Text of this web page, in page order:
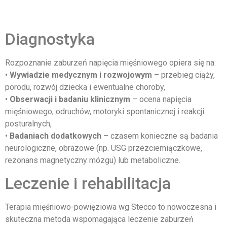
Diagnostyka
Rozpoznanie zaburzeń napięcia mięśniowego opiera się na:
• Wywiadzie medycznym i rozwojowym – przebieg ciąży,
porodu, rozwój dziecka i ewentualne choroby,
• Obserwacji i badaniu klinicznym – ocena napięcia
mięśniowego, odruchów, motoryki spontanicznej i reakcji
posturalnych,
• Badaniach dodatkowych – czasem konieczne są badania
neurologiczne, obrazowe (np. USG przezciemiączkowe,
rezonans magnetyczny mózgu) lub metaboliczne.
Leczenie i rehabilitacja
Terapia mięśniowo-powięziowa wg Stecco to nowoczesna i
skuteczna metoda wspomagająca leczenie zaburzeń